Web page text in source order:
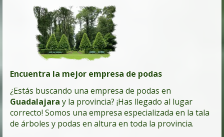
Encuentra la mejor empresa de podas
¿Estás buscando una empresa de podas en
Guadalajara y la provincia? ¡Has llegado al lugar
correcto! Somos una empresa especializada en la tala
de árboles y podas en altura en toda la provincia.